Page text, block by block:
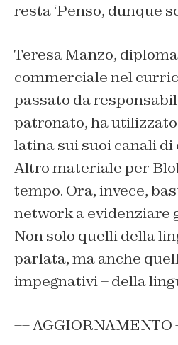
resta ‘Penso, dunque
Teresa Manzo,
commerciale nel
passato da
patronato, ha
latina sui suoi canali di
Altro materiale per
tempo. Ora, invece,
network a evidenziare
Non solo quelli della
parlata, ma anche
impegnativi – della
++ AGGIORNAMENTO